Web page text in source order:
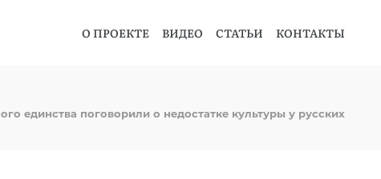
О ПРОЕКТЕ ВИДЕО СТАТЬИ КОНТАКТЫ
единства поговорили о недостатке культуры у русских